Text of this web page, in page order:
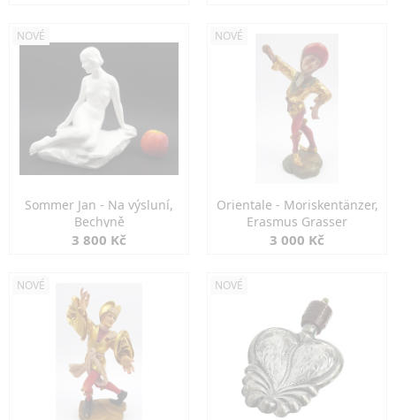
NOVÉ
Sommer Jan - Na výsluní,
Bechyně
3 800 Kč
NOVÉ
Orientale - Moriskentänzer,
Erasmus Grasser
3 000 Kč
NOVÉ NOVÉ